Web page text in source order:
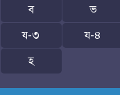
ব
ভ
য-৩
য-৪
হ